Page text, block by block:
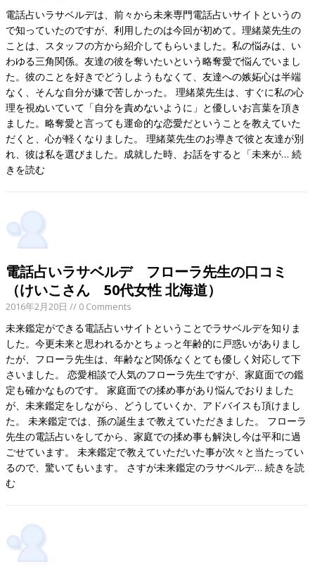
電話占いラサベルデは、前々から未来専門電話占いサイトというの
で知っていたのですが、利用したのは今回が初めて。理緒菜先生の
ことは、スタッフの方から紹介してもらいました。私の悩みは、い
わゆる三角関係。友達の彼を奪いたいという略奪愛で悩んでいまし
た。彼のことを好きでどうしようもなくて、友達への嫉妬心は半端
なく、そんな自分が嫌で苦しかった。 理緒菜先生は、すぐに私の心
理を視ぬいていて「自分を責めないように」と優しいお言葉を頂き
ました。略奪愛と言っても運命的な恋愛だということを教えていた
だくと、心が軽くなりました。 理緒菜先生のお導きで彼と友達が別
れ、彼は私を選びました。成就した時、お話をすると「未来が…続
きを読む
電話占いラサベルデ フローラ先生の口コミ
（けいこさん 50代女性 北海道）
2016年2月20日 // 0 Comments
未来鑑定ができる電話占いサイトということでラサベルデを知りま
した。今更未来と思われるかとちょっと年齢的に戸惑いがありまし
たが、フローラ先生は、年齢など関係なくとても優しく対応して下
さいました。 恋愛相談で人気のフローラ先生ですが、家庭面での鑑
定も確かなものです。 家庭面での揉め事があり悩んでおりました
が、未来鑑定をしながら、どうしていくか、アドバイスも頂けまし
た。 未来鑑定では、孫の誕生まで教えていただきました。 フローラ
先生の電話占いをしてから、家庭での揉め事も解決し今は平和に過
ごせています。 未来鑑定で教えていただいた事が次々と当たってい
るので、驚いてもいます。 さすが未来鑑定のラサベルデ…続きを読
む